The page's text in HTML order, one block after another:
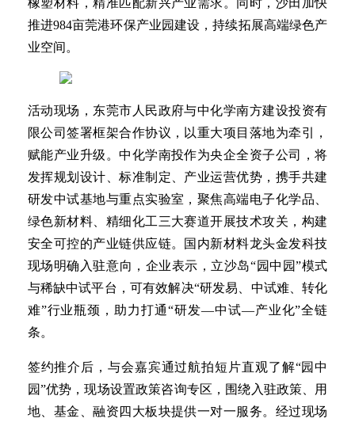
橡塑材料，精准匹配新兴产业需求。同时，沙田加快
推进984亩莞港环保产业园建设，持续拓展高端绿色产
业空间。
活动现场，东莞市人民政府与中化学南方建设投资有
限公司签署框架合作协议，以重大项目落地为牵引，
赋能产业升级。中化学南投作为央企全资子公司，将
发挥规划设计、标准制定、产业运营优势，携手共建
研发中试基地与重点实验室，聚焦高端电子化学品、
绿色新材料、精细化工三大赛道开展技术攻关，构建
安全可控的产业链供应链。国内新材料龙头金发科技
现场明确入驻意向，企业表示，立沙岛“园中园”模式
与稀缺中试平台，可有效解决“研发易、中试难、转化
难”行业瓶颈，助力打通“研发—中试—产业化”全链
条。
签约推介后，与会嘉宾通过航拍短片直观了解“园中
园”优势，现场设置政策咨询专区，围绕入驻政策、用
地、基金、融资四大板块提供一对一服务。经过现场